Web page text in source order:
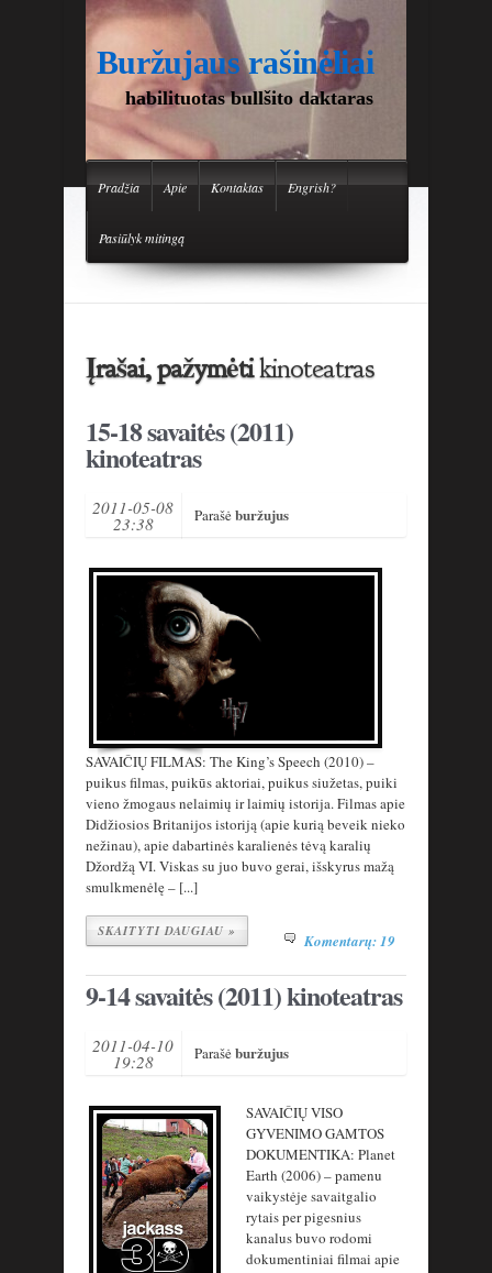
Buržujaus rašinėliai
habilituotas bullšito daktaras
Pradžia Apie Kontaktas Engrish?
Pasiūlyk mitingą
Įrašai, pažymėtikinoteatras
15-18 savaitės (2011)
kinoteatras
2011-05-08
23:38 Parašėburžujus
SAVAIČIŲ FILMAS: The King’s Speech (2010) –
puikus filmas, puikūs aktoriai, puikus siužetas, puiki
vieno žmogaus nelaimių ir laimių istorija. Filmas apie
Didžiosios Britanijos istoriją (apie kurią beveik nieko
nežinau), apie dabartinės karalienės tėvą karalių
Džordžą VI. Viskas su juo buvo gerai, išskyrus mažą
smulkmenėlę – [...]
SKAITYTI DAUGIAU » Komentarų: 19
9-14 savaitės (2011) kinoteatras
2011-04-10
19:28 Parašėburžujus
SAVAIČIŲ VISO
GYVENIMO GAMTOS
DOKUMENTIKA: Planet
Earth (2006) – pamenu
vaikystėje savaitgalio
rytais per pigesnius
kanalus buvo rodomi
dokumentiniai filmai apie